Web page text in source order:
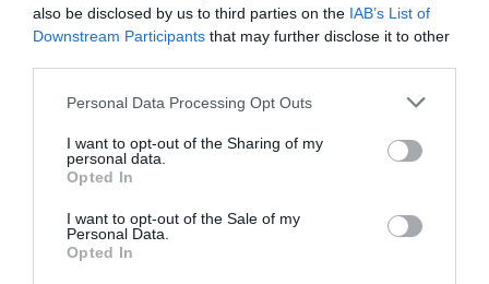
also be disclosed by us to third parties on the IAB’s List of
Downstream Participants that may further disclose it to other
Please note that this website/app uses one or more Google
not limited to your visit or usage behaviour. You may click to
grant or deny consent to Google and its third-party tags to
use your data for below specified purposes in below Google
consent section.
Personal Data Processing Opt Outs
I want to opt-out of the Sharing of my
personal data.
Opted In
I want to opt-out of the Sale of my
Personal Data.
Opted In
Προτεινόμενα άρθρα
ΡΑΦΗΝΑ – ΘΕΟΥΤΑ σημειώσατε…
ΣΥΓΚΛΟΝΙΣΤΙΚΟΣ ΑΠΟΧΑΙΡΕΤΙΣΜΟΣ ΣΤΗ
ΚΑΠΕΤΑΝ ΑΝΤΩΝΗ ΒΙΔΑΛΗ